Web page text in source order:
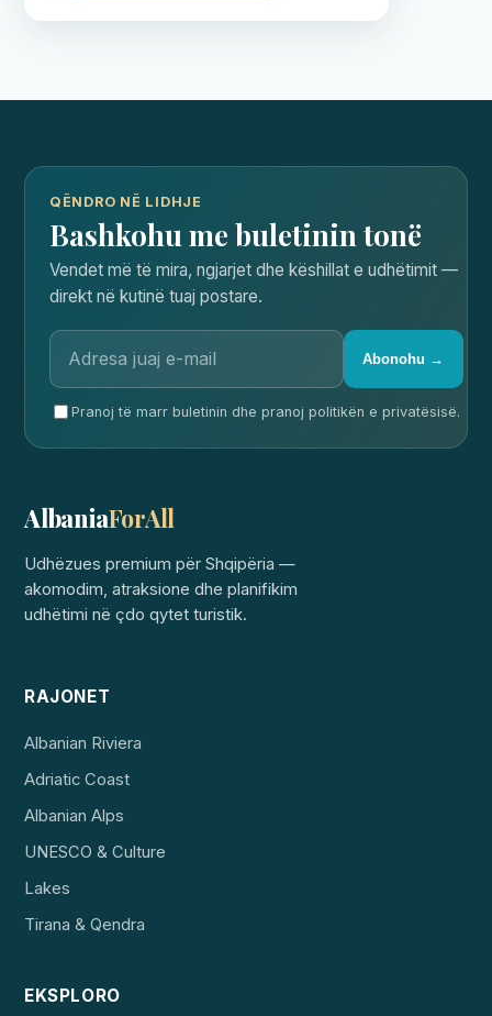
QËNDRO NË LIDHJE
Bashkohu me buletinin tonë
Vendet më të mira, ngjarjet dhe këshillat e udhëtimit —
direkt në kutinë tuaj postare.
Abonohu →
Pranoj të marr buletinin dhe pranoj politikën e privatësisë.
AlbaniaForAll
Udhëzues premium për Shqipëria —
akomodim, atraksione dhe planifikim
udhëtimi në çdo qytet turistik.
RAJONET
Albanian Riviera
Adriatic Coast
Albanian Alps
UNESCO & Culture
Lakes
Tirana & Qendra
EKSPLORO